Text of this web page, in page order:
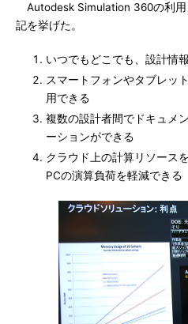
Autodesk Simulation 360の利用
記を挙げた。
いつでもどこでも、設計情
スマートフォンやタブレッ
用できる
複数の設計者間でドキュメ
ーションができる
クラウド上の計算リソース
PCの演算負荷を軽減できる